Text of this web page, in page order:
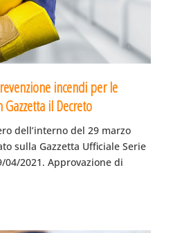
incendi per le
il Decreto
dell’interno del 29 marzo
sulla Gazzetta Ufficiale Serie
04/2021. Approvazione di